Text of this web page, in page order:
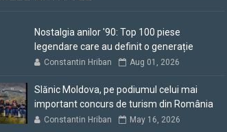
Nostalgia anilor '90: Top 100 piese
legendare care au definit o generație
Constantin Hriban Aug 01, 2026
Slănic Moldova, pe podiumul celui mai
important concurs de turism din România
Constantin Hriban May 16, 2026